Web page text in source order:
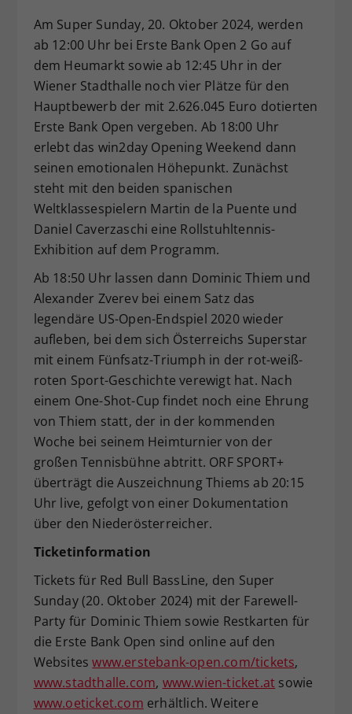
Am Super Sunday, 20. Oktober 2024, werden
ab 12:00 Uhr bei Erste Bank Open 2 Go auf
dem Heumarkt sowie ab 12:45 Uhr in der
Wiener Stadthalle noch vier Plätze für den
Hauptbewerb der mit 2.626.045 Euro dotierten
Erste Bank Open vergeben. Ab 18:00 Uhr
erlebt das win2day Opening Weekend dann
seinen emotionalen Höhepunkt. Zunächst
steht mit den beiden spanischen
Weltklassespielern Martin de la Puente und
Daniel Caverzaschi eine Rollstuhltennis-
Exhibition auf dem Programm.
Ab 18:50 Uhr lassen dann Dominic Thiem und
Alexander Zverev bei einem Satz das
legendäre US-Open-Endspiel 2020 wieder
aufleben, bei dem sich Österreichs Superstar
mit einem Fünfsatz-Triumph in der rot-weiß-
roten Sport-Geschichte verewigt hat. Nach
einem One-Shot-Cup findet noch eine Ehrung
von Thiem statt, der in der kommenden
Woche bei seinem Heimturnier von der
großen Tennisbühne abtritt. ORF SPORT+
überträgt die Auszeichnung Thiems ab 20:15
Uhr live, gefolgt von einer Dokumentation
über den Niederösterreicher.
Ticketinformation
Tickets für Red Bull BassLine, den Super
Sunday (20. Oktober 2024) mit der Farewell-
Party für Dominic Thiem sowie Restkarten für
die Erste Bank Open sind online auf den
Websiteswww.erstebank-open.com/tickets,
www.stadthalle.com, www.wien-ticket.at sowie
www.oeticket.com erhältlich. Weitere
Zweck
Dieser Wert speichert Ihre Consent-
Einstellungen. Unter anderem eine
zufällig generierte ID, für die
historische Speicherung Ihrer
vorgenommen Einstellungen, falls der
Webseiten-Betreiber dies eingestellt
hat.